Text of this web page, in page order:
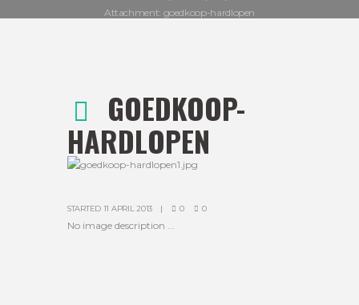
Attachment: goedkoop-hardlopen
GOEDKOOP-
HARDLOPEN
STARTED 11 APRIL 2013 0 0
No image description ...